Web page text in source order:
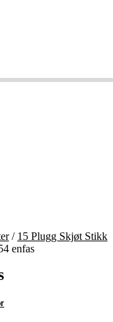
/ 15 Plugg Skjøt Stikk
enfas